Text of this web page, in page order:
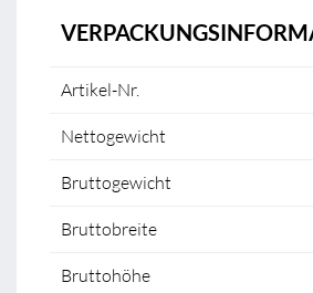
Artikel-Nr.
Nettogewicht
Bruttogewicht
Bruttobreite
Bruttohöhe